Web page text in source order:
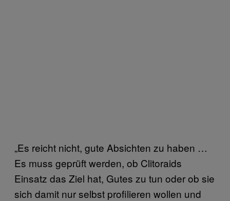
„Es reicht nicht, gute Absichten zu haben …
Es muss geprüft werden, ob Clitoraids
Einsatz das Ziel hat, Gutes zu tun oder ob sie
sich damit nur selbst profilieren wollen und